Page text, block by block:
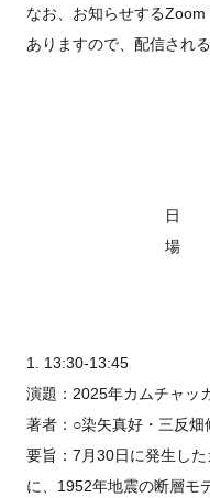
なお、お知らせする
ありますので、配信され
日 時： 令和7
場 所： 地震研
Zoom
1. 13:30-13:45
演題：2025年カムチャッ
著者：○染矢真好・三反
要旨：7月30日に発生し
に、1952年地震の断層モ